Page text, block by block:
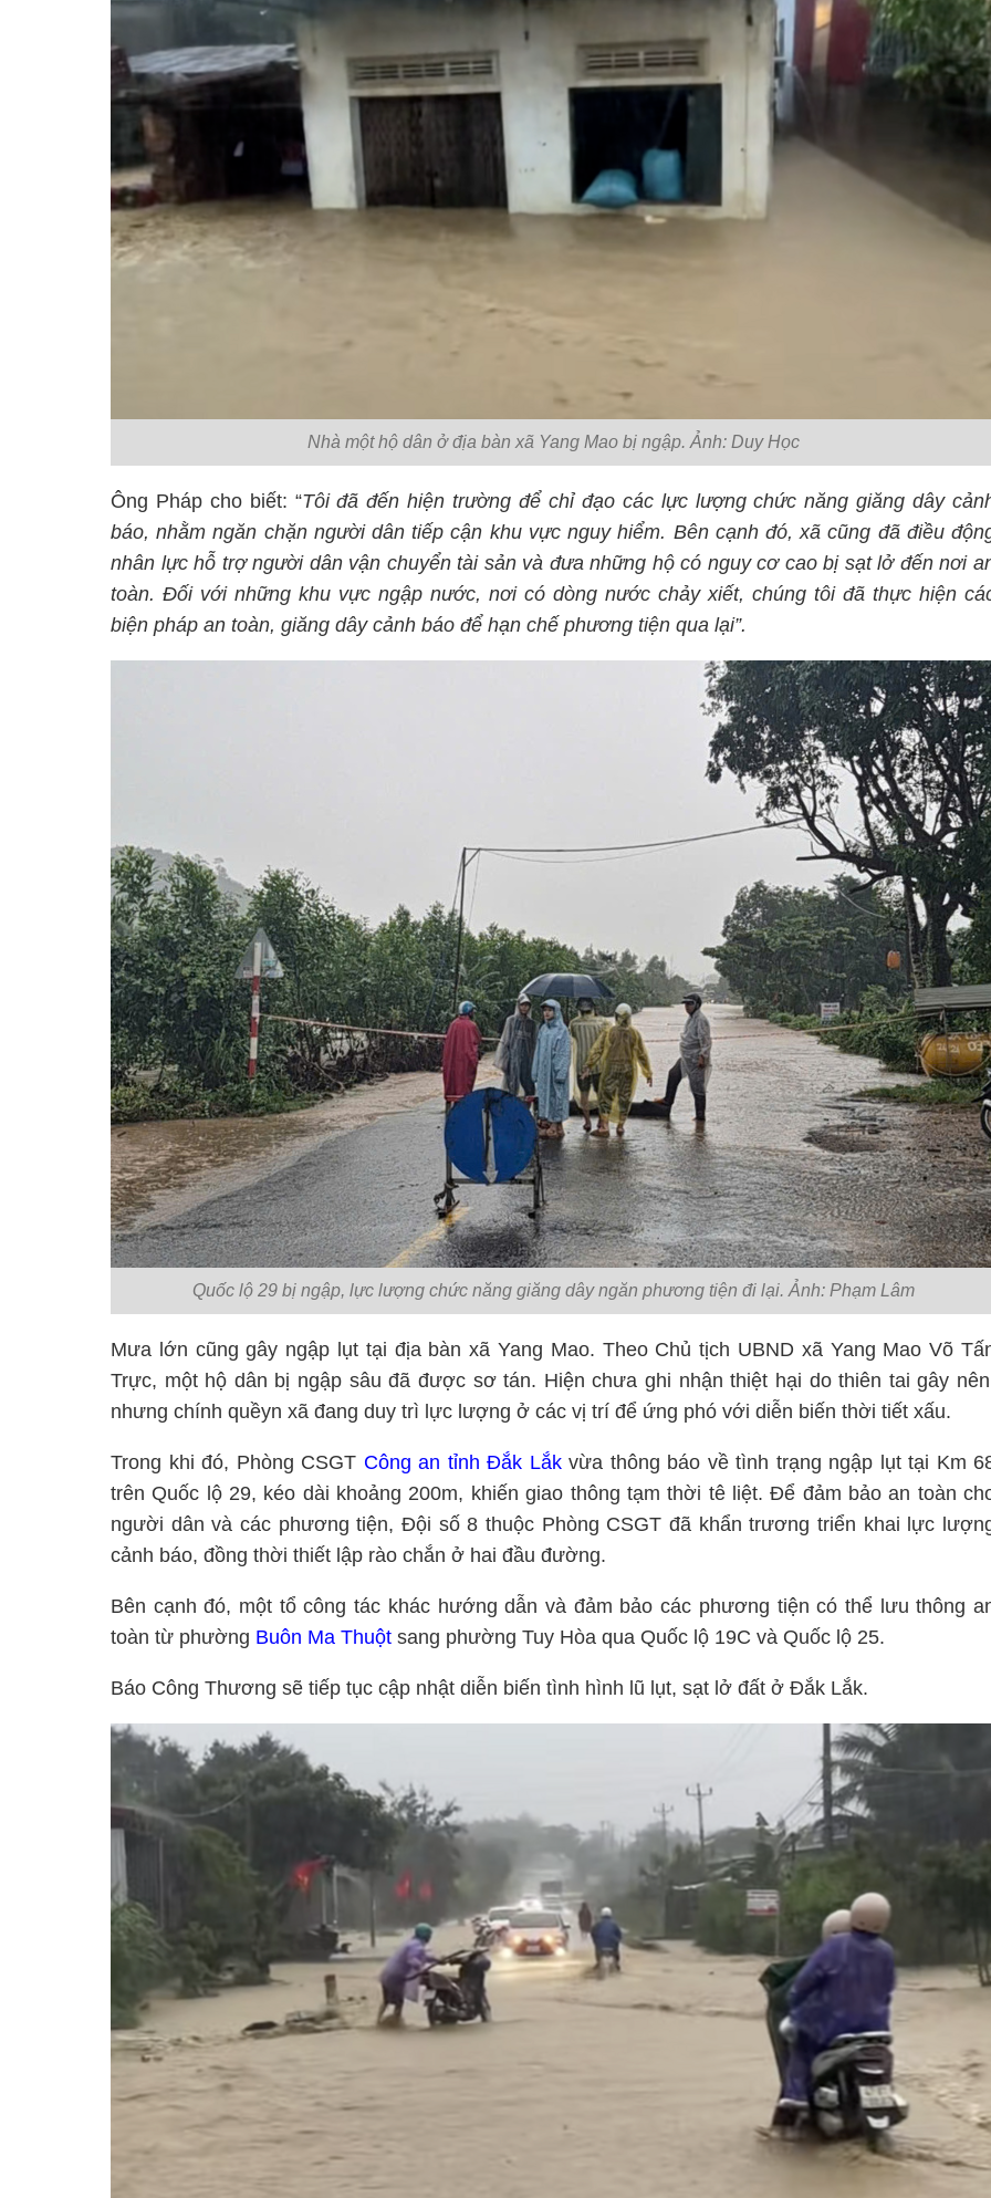
Nhà một hộ dân ở địa bàn xã Yang Mao bị ngập. Ảnh: Duy Học
Ông Pháp cho biết: “Tôi đã đến hiện trường để chỉ đạo các lực lượng chức năng giăng dây
báo, nhằm ngăn chặn người dân tiếp cận khu vực nguy hiểm. Bên cạnh đó, xã cũng đã điều
nhân lực hỗ trợ người dân vận chuyển tài sản và đưa những hộ có nguy cơ cao bị sạt lở đến nơi
toàn. Đối với những khu vực ngập nước, nơi có dòng nước chảy xiết, chúng tôi đã thực hiện
biện pháp an toàn, giăng dây cảnh báo để hạn chế phương tiện qua lại”.
Quốc lộ 29 bị ngập, lực lượng chức năng giăng dây ngăn phương tiện đi lại. Ảnh: Phạm Lâm
Mưa lớn cũng gây ngập lụt tại địa bàn xã Yang Mao. Theo Chủ tịch UBND xã Yang Mao Võ
Trực, một hộ dân bị ngập sâu đã được sơ tán. Hiện chưa ghi nhận thiệt hại do thiên tai gây
nhưng chính quềyn xã đang duy trì lực lượng ở các vị trí để ứng phó với diễn biến thời tiết xấu.
Trong khi đó, Phòng CSGT Công an tỉnh Đắk Lắkvừa thông báo về tình trạng ngập lụt tại Km
trên Quốc lộ 29, kéo dài khoảng 200m, khiến giao thông tạm thời tê liệt. Để đảm bảo an toàn
người dân và các phương tiện, Đội số 8 thuộc Phòng CSGT đã khẩn trương triển khai lực
cảnh báo, đồng thời thiết lập rào chắn ở hai đầu đường.
Bên cạnh đó, một tổ công tác khác hướng dẫn và đảm bảo các phương tiện có thể lưu thông
toàn từ phường Buôn Ma Thuột sang phường Tuy Hòa qua Quốc lộ 19C và Quốc lộ 25.
Báo Công Thương sẽ tiếp tục cập nhật diễn biến tình hình lũ lụt, sạt lở đất ở Đắk Lắk.